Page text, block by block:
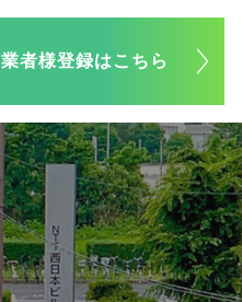
業者様登録はこちら